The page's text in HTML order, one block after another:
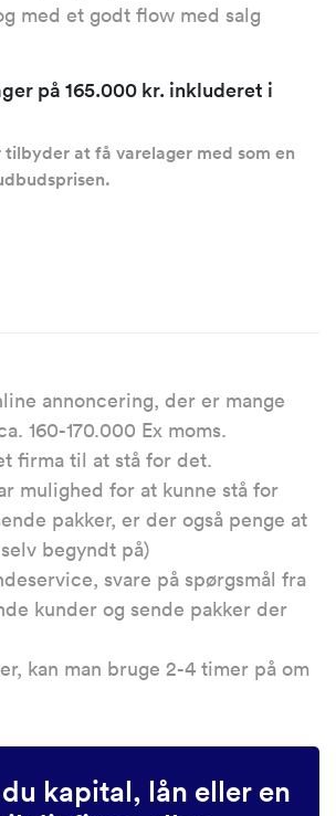
med et godt flow med salg
på 165.000 kr. inkluderet i
at få varelager med som en
annoncering, der er mange
160-170.000 Ex moms.
firma til at stå for det.
mulighed for at kunne stå for
pakker, er der også penge at
begyndt på)
svare på spørgsmål fra
kunder og sende pakker der
kan man bruge 2-4 timer på om
kapital, lån eller en